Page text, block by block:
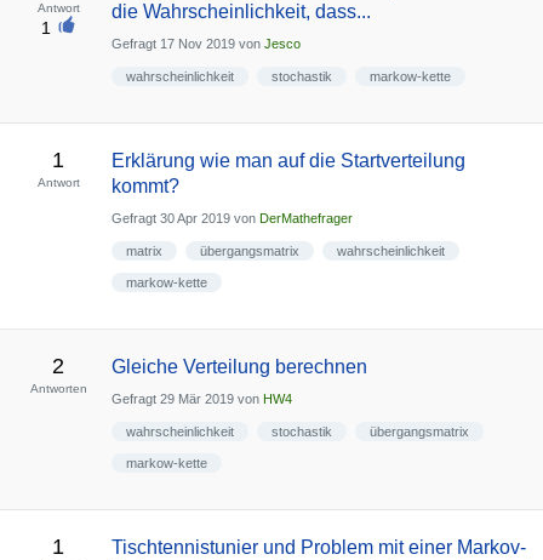
Antwort
1
die Wahrscheinlichkeit, dass...
Gefragt 17 Nov 2019 von Jesco
wahrscheinlichkeit stochastik markow-kette
1
Antwort
Erklärung wie man auf die Startverteilung
kommt?
Gefragt 30 Apr 2019 von DerMathefrager
matrix übergangsmatrix wahrscheinlichkeit
markow-kette
2
Antworten
Gleiche Verteilung berechnen
Gefragt 29 Mär 2019 von HW4
wahrscheinlichkeit stochastik übergangsmatrix
markow-kette
1
Tischtennistunier und Problem mit einer Markov-